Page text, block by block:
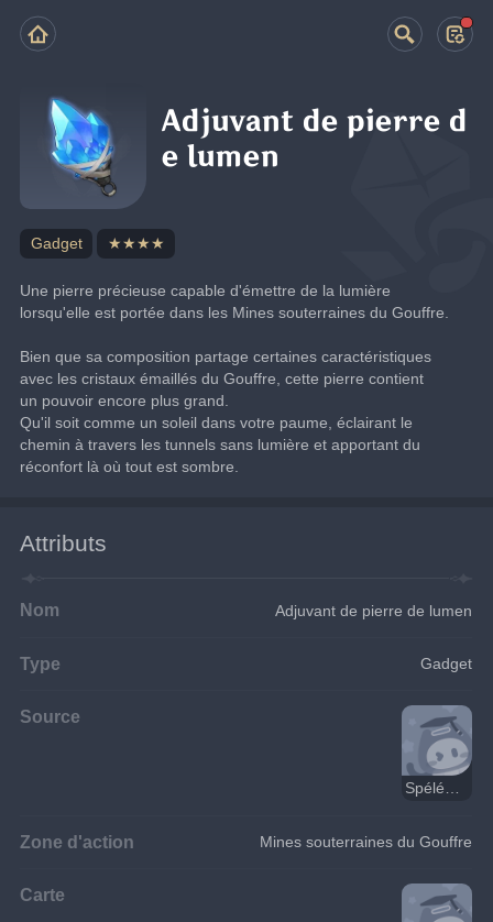
Adjuvant de pierre d
e lumen
Gadget ★★★★
Une pierre précieuse capable d'émettre de la lumière
lorsqu'elle est portée dans les Mines souterraines du Gouffre.
Bien que sa composition partage certaines caractéristiques
avec les cristaux émaillés du Gouffre, cette pierre contient
un pouvoir encore plus grand.
Qu'il soit comme un soleil dans votre paume, éclairant le
chemin à travers les tunnels sans lumière et apportant du
réconfort là où tout est sombre.
Attributs
Nom Adjuvant de pierre de lumen
Type Gadget
Source
Zone d'action Mines souterraines du Gouffre
Carte